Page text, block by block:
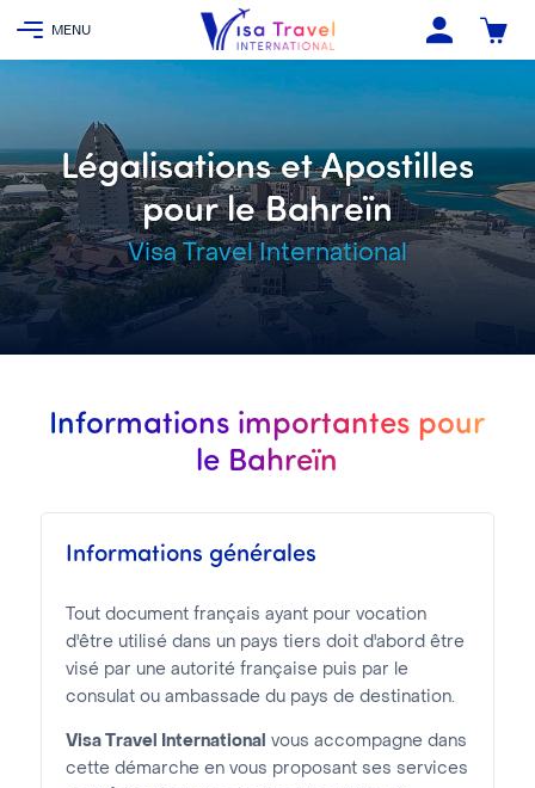
Légalisations et Apostilles
pour le Bahreïn
Visa Travel International
Informations importantes pour
le Bahreïn
Informations générales
Tout document français ayant pour vocation
d'être utilisé dans un pays tiers doit d'abord être
visé par une autorité française puis par le
consulat ou ambassade du pays de destination.
Visa Travel International
vous accompagne dans
cette démarche en vous proposant ses services